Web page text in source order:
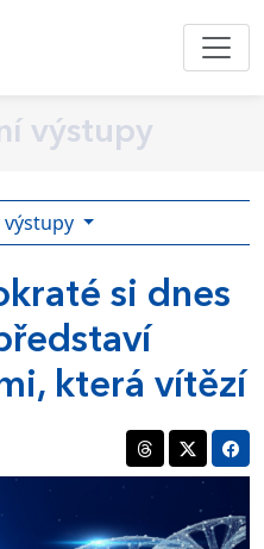
výstupy
výstupy
si dnes
která vítězí